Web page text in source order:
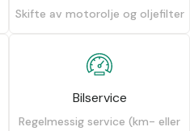
Skifte av motorolje og oljefilter
Bilservice
Regelmessig service (km- eller